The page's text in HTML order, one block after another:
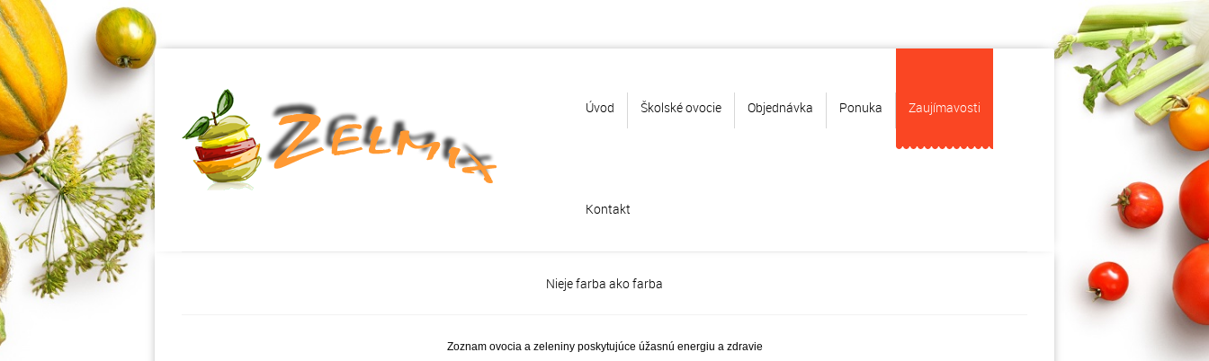
Úvod Školské ovocie Objednávka Ponuka Zaujímavosti
Kontakt
Nieje farba ako farba
Zoznam ovocia a zeleniny poskytujúce úžasnú energiu a zdravie